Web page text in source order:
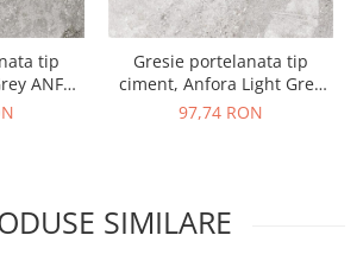
tip
ANF2,
mat,
Gresie portelanata tip
ciment, Anfora Light Grey
ANF1, 30x60 cm, gri, finisaj
97,74 RON
SIMILARE